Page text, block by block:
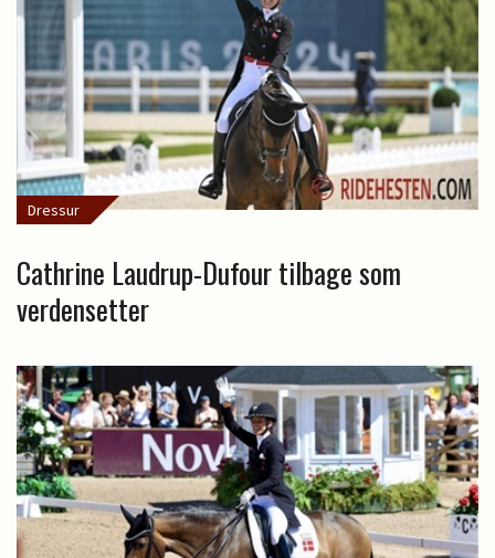
Dressur
Cathrine Laudrup-Dufour tilbage som
verdensetter